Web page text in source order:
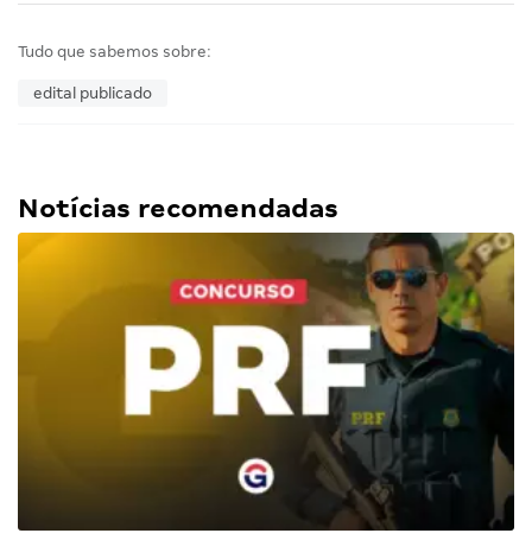
Tudo que sabemos sobre:
edital publicado
Notícias recomendadas